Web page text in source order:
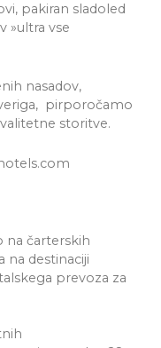
pakiran sladoled
»ultra vse
nasadov,
pirporočamo
storitve.
na čarterskih
destinaciji
prevoza za